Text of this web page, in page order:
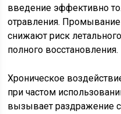
введение эффективно
отравления.
снижают риск
полного восстановления.
Хроническое
при частом
вызывает раздражение